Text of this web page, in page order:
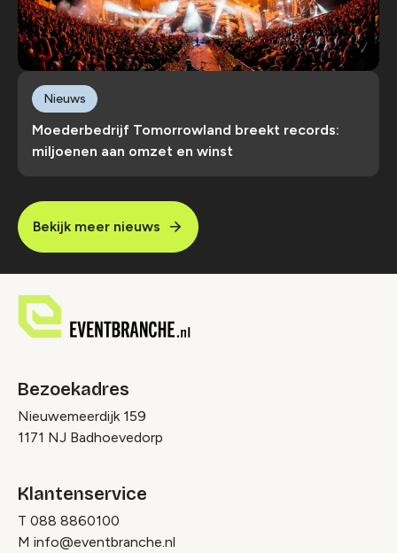
Moederbedrijf Tomorrowland breekt records:
miljoenen aan omzet en winst
Nieuws
Bekijk meer nieuws
Bezoekadres
Nieuwemeerdijk 159
1171 NJ Badhoevedorp
Klantenservice
T 088 8860100
M info@eventbranche.nl